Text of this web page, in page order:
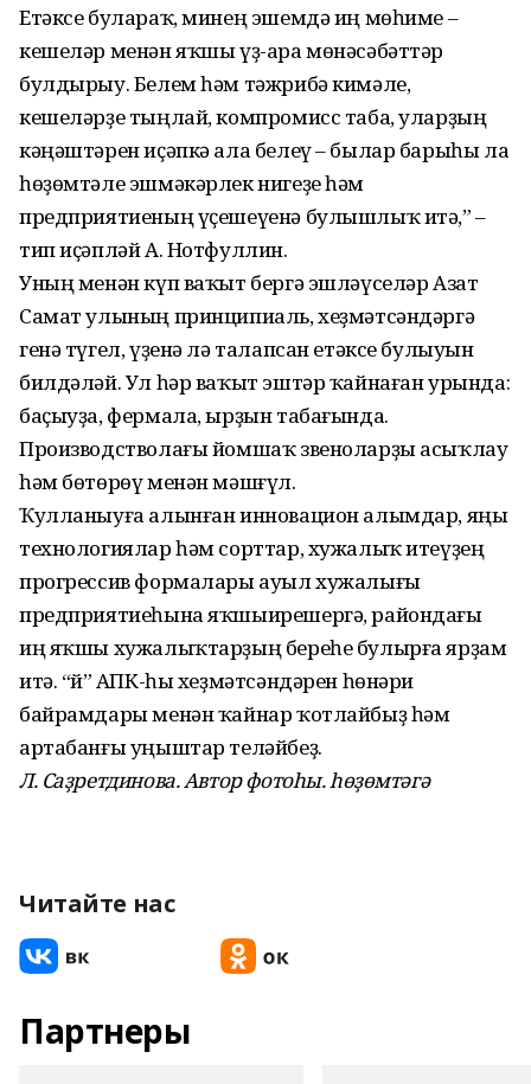
Етәксе булараҡ, минең эшемдә иң мөһиме –
кешеләр менән яҡшы үҙ-ара мөнәсәбәттәр
булдырыу. Белем һәм тәжрибә кимәле,
кешеләрҙе тыңлай, компромисс таба, уларҙың
кәңәштәрен иҫәпкә ала белеү – былар барыһы ла
һөҙөмтәле эшмәкәрлек нигеҙе һәм
предприятиеның үҫешеүенә булышлыҡ итә,” –
тип иҫәпләй А. Нотфуллин.
Уның менән күп ваҡыт бергә эшләүселәр Азат
Самат улының принципиаль, хеҙмәтсәндәргә
генә түгел, үҙенә лә талапсан етәксе булыуын
билдәләй. Ул һәр ваҡыт эштәр ҡайнаған урында:
баҫыуҙа, фермала, ырҙын табағында.
Производстволағы йомшаҡ звеноларҙы асыҡлау
һәм бөтөрөү менән мәшғүл.
Ҡулланыуға алынған инновацион алымдар, яңы
технологиялар һәм сорттар, хужалыҡ итеүҙең
прогрессив формалары ауыл хужалығы
предприятиеһына яҡшыирешергә, райондағы
иң яҡшы хужалыҡтарҙың береһе булырға ярҙам
итә. “Әй” АПК-һы хеҙмәтсәндәрен һөнәри
байрамдары менән ҡайнар ҡотлайбыҙ һәм
артабанғы уңыштар теләйбеҙ.
Л. Саҙретдинова. Автор фотоһы. һөҙөмтәгә
Читайте нас
Партнеры